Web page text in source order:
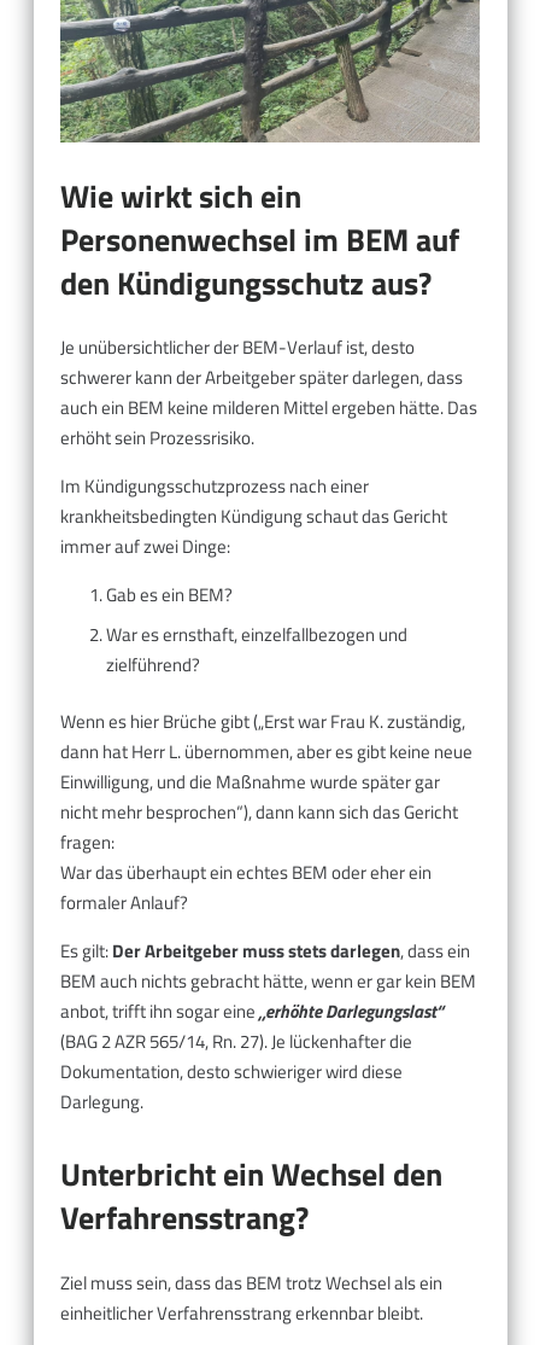
Wie wirkt sich ein
Personenwechsel im BEM auf
den Kündigungsschutz aus?
Je unübersichtlicher der BEM-Verlauf ist, desto
schwerer kann der Arbeitgeber später darlegen, dass
auch ein BEM keine milderen Mittel ergeben hätte. Das
erhöht sein Prozessrisiko.
Im Kündigungsschutzprozess nach einer
krankheitsbedingten Kündigung schaut das Gericht
immer auf zwei Dinge:
Gab es ein BEM?
War es ernsthaft, einzelfallbezogen und
zielführend?
Wenn es hier Brüche gibt („Erst war Frau K. zuständig,
dann hat Herr L. übernommen, aber es gibt keine neue
Einwilligung, und die Maßnahme wurde später gar
nicht mehr besprochen“), dann kann sich das Gericht
fragen:
War das überhaupt ein echtes BEM oder eher ein
formaler Anlauf?
Es gilt:Der Arbeitgeber muss stets darlegen, dass ein
BEM auch nichts gebracht hätte, wenn er gar kein BEM
anbot, trifft ihn sogar eine„erhöhte Darlegungslast“
(BAG 2 AZR 565/14, Rn. 27). Je lückenhafter die
Dokumentation, desto schwieriger wird diese
Darlegung.
Unterbricht ein Wechsel den
Verfahrensstrang?
Ziel muss sein, dass das BEM trotz Wechsel als ein
einheitlicher Verfahrensstrang erkennbar bleibt.